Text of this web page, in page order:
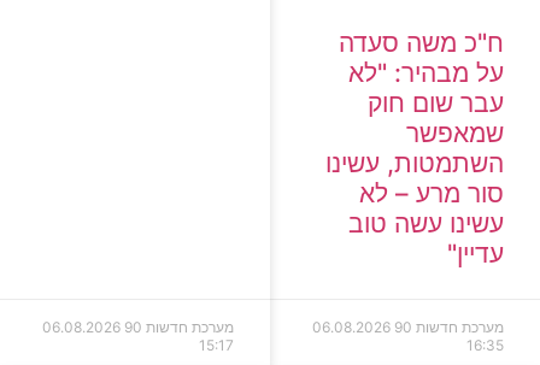
ח"כ משה סעדה
על מבהיר: "לא
עבר שום חוק
שמאפשר
השתמטות, עשינו
סור מרע – לא
עשינו עשה טוב
עדיין"
מערכת חדשות 90
06.08.2026
16:35
מערכת חדשות 90
06.08.2026
15:17